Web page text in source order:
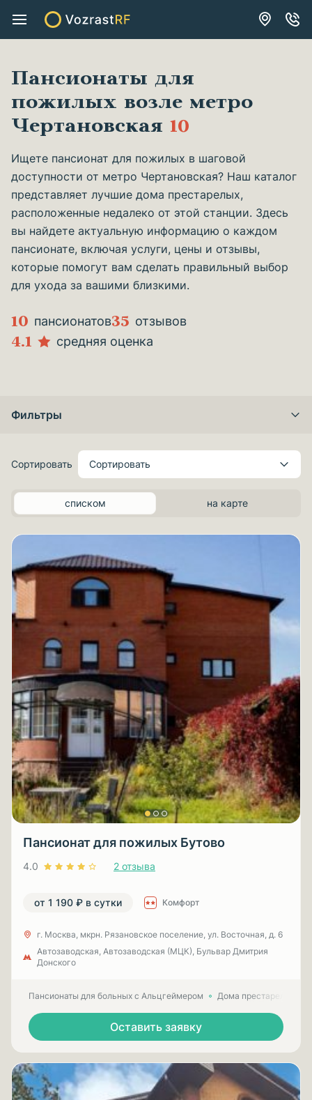
Пансионаты для
пожилых возле метро
Чертановская 10
Ищете пансионат для пожилых в шаговой
доступности от метро Чертановская? Наш каталог
представляет лучшие дома престарелых,
расположенные недалеко от этой станции. Здесь
вы найдете актуальную информацию о каждом
пансионате, включая услуги, цены и отзывы,
которые помогут вам сделать правильный выбор
для ухода за вашими близкими.
10 пансионатов35 отзывов
4.1 средняя оценка
Фильтры
Сортировать Сортировать
списком на карте
Пансионат для пожилых Бутово
4.0 2 отзыва
от 1 190 ₽ в сутки Комфорт
г. Москва, мкрн. Рязановское поселение, ул. Восточная, д. 6
Автозаводская, Автозаводская (МЦК), Бульвар Дмитрия
Донского
Пансионаты для больных с Альцгеймером Дома престарелых
Оставить заявку